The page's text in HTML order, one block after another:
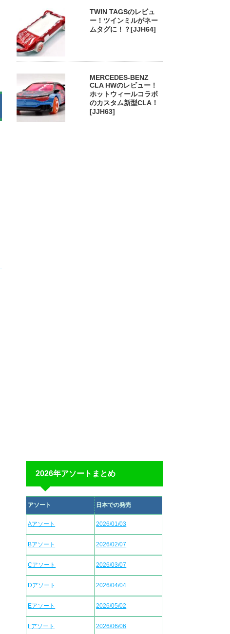
TWIN TAGSのレビュ
ー！ツインミルがネー
ムタグに！？[JJH64]
MERCEDES-BENZ
CLA HWのレビュー！
ホットウィールコラボ
のカスタム新型CLA！
[JJH63]
2026年アソートまとめ
アソート 日本での発売
Aアソート 2026/01/03
Bアソート 2026/02/07
Cアソート 2026/03/07
Dアソート 2026/04/04
Eアソート 2026/05/02
Fアソート 2026/06/06